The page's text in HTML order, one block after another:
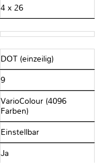
4 x 26
DOT (einzeilig)
9
VarioColour (4096
Farben)
Einstellbar
Ja